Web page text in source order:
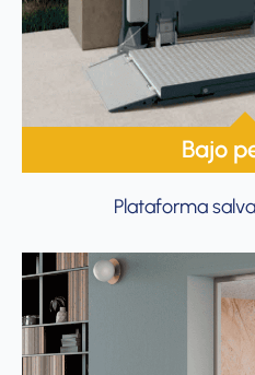
Bajo
Plataforma